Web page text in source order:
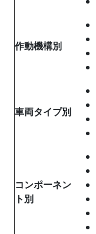
作動機構別
車両タイプ別
コンポーネン
ト別